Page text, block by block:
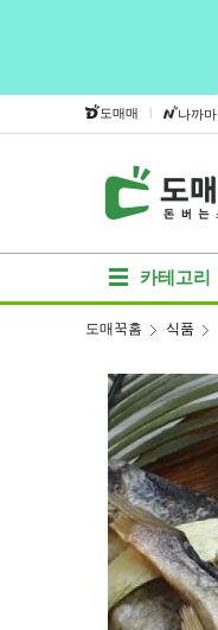
도매매 | 나까마
카테고리
도매꾹홈 식품